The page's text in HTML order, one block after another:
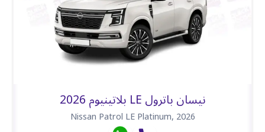
نيسان باترول LE بلاتينيوم 2026
Nissan Patrol LE Platinum,2026